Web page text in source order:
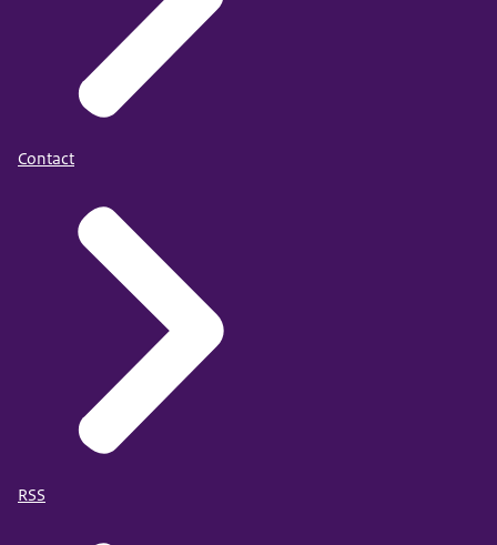
dan zullen wij u proberen door te verwijzen naar
de juiste organisatie.
Hoelang bewaren wij uw gegevens?
inzicht geven in de interactie tussen de burger en
de overheid en in hoe beleid in de praktijk
uitwerkt. Die verzoeken worden blijvend bewaard.
Wat zijn uw rechten?
Meer informatie over uw rechten vindt u op de
pagina
'Privacy' (link opent in nieuw tabblad)
Contact
RSS